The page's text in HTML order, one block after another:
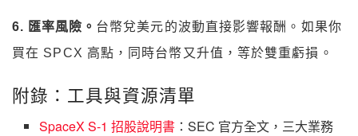
6. 匯率風險。 台幣兌美元的波動直接影響報酬。如果你
買在 SPCX 高點，同時台幣又升值，等於雙重虧損。
附錄：工具與資源清單
SpaceX S-1 招股說明書 ：SEC 官方全文，三大業務